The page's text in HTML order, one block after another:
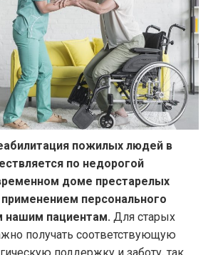
пожилых людей в
по недорогой
доме престарелых
персонального
нашим пациентам. Для старых
получать соответствующую